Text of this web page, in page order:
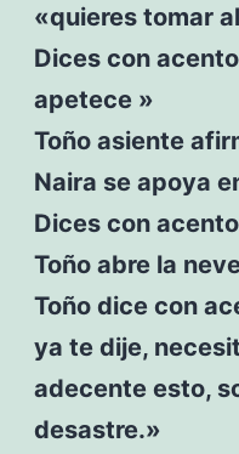
«quieres tomar
Dices con
apetece »
Toño asiente
Naira se apoya
Dices con
Toño abre la
Toño dice con
ya te dije,
adecente esto,
desastre.»